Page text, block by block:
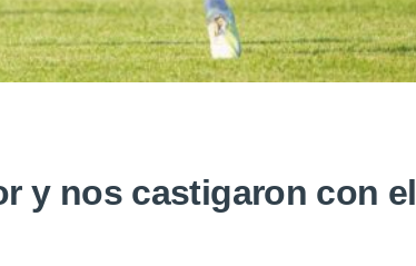
y nos castigaron con el